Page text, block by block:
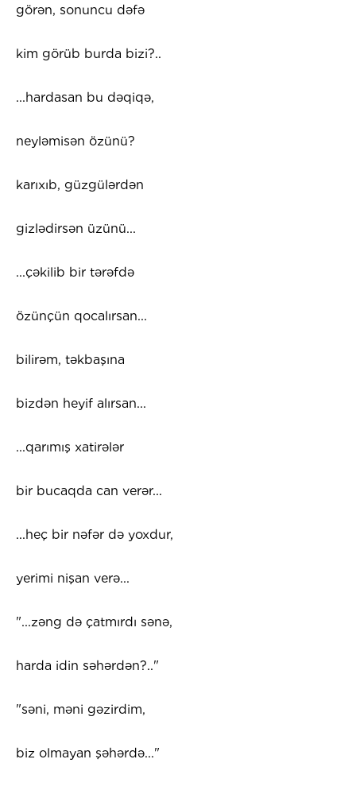
görən, sonuncu dəfə
kim görüb burda bizi?..
...hardasan bu dəqiqə,
neyləmisən özünü?
karıxıb, güzgülərdən
gizlədirsən üzünü...
...çəkilib bir tərəfdə
özünçün qocalırsan...
bilirəm, təkbaşına
bizdən heyif alırsan...
...qarımış xatirələr
bir bucaqda can verər...
...heç bir nəfər də yoxdur,
yerimi nişan verə...
"...zəng də çatmırdı sənə,
harda idin səhərdən?.."
"səni, məni gəzirdim,
biz olmayan şəhərdə..."